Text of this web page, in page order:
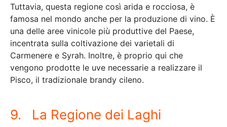
Tuttavia, questa regione così arida e rocciosa, è
famosa nel mondo anche per la produzione di vino. È
una delle aree vinicole più produttive del Paese,
incentrata sulla coltivazione dei varietali di
Carmenere e Syrah. Inoltre, è proprio qui che
vengono prodotte le uve necessarie a realizzare il
Pisco, il tradizionale brandy cileno.
9. La Regione dei Laghi